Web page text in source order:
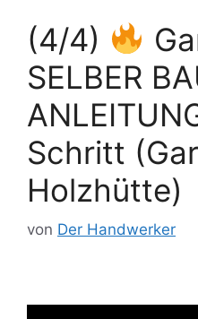
(4/4)
SELBER
Schritt
Holzhütte)
von Der Handwerker